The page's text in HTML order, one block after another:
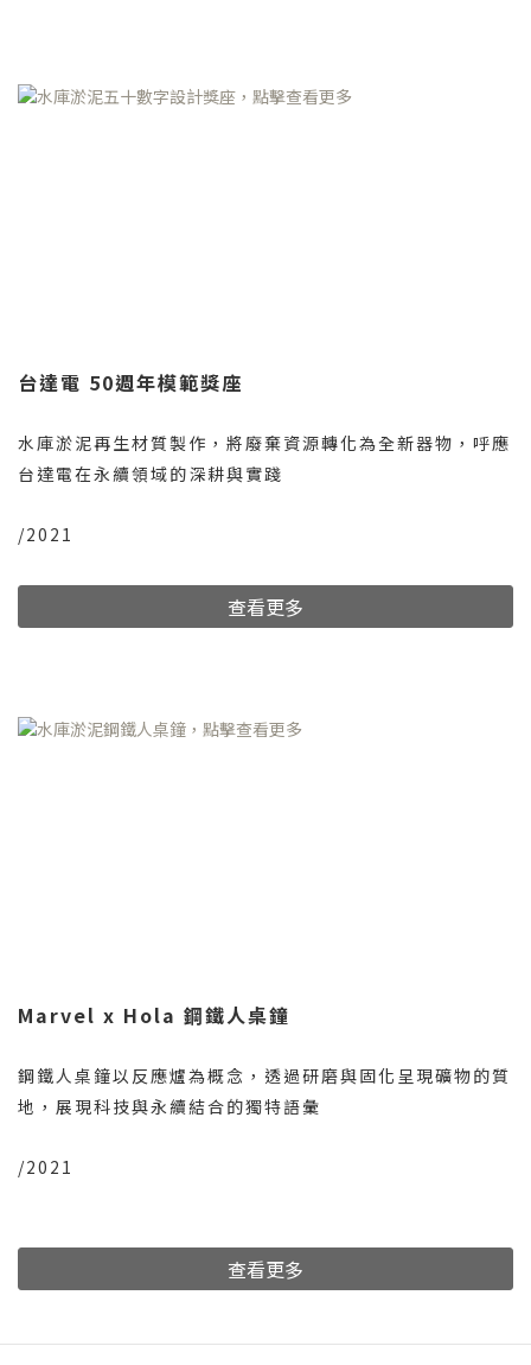
台達電 50週年模範獎座
水庫淤泥再生材質製作，將廢棄資源轉化為全新器物，呼應
台達電在永續領域的深耕與實踐
/2021
查看更多
Marvel x Hola 鋼鐵人桌鐘
鋼鐵人桌鐘以反應爐為概念，透過研磨與固化呈現礦物的質
地，展現科技與永續結合的獨特語彙
/2021
查看更多